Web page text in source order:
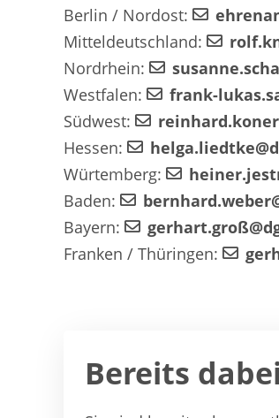
Berlin / Nordost:
Mitteldeutschland:
Nordrhein:
Westfalen:
frank-
Südwest:
Hessen:
Würtemberg:
Baden:
Bayern:
Franken / Thüringen:
Bereits